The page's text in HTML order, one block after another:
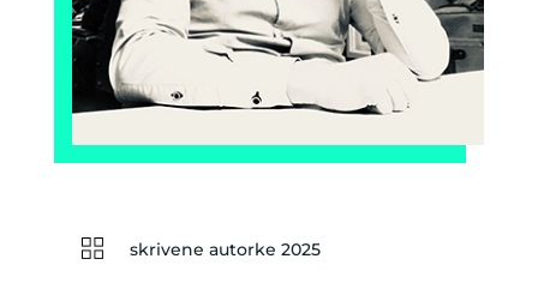
skrivene autorke 2025